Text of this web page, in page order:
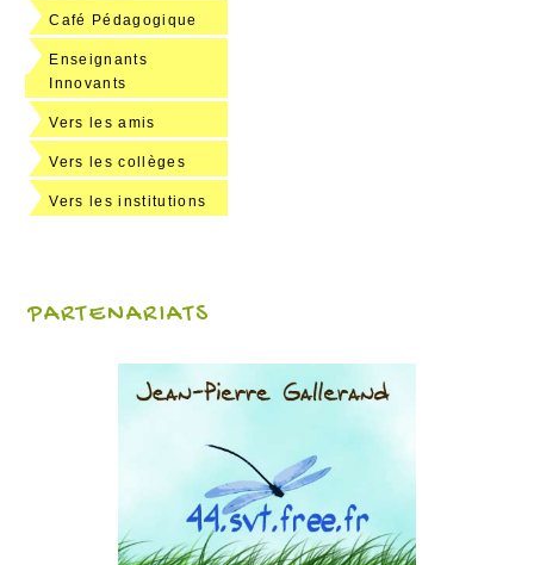
Café Pédagogique
Enseignants
Innovants
Vers les amis
Vers les collèges
Vers les institutions
PARTENARIATS